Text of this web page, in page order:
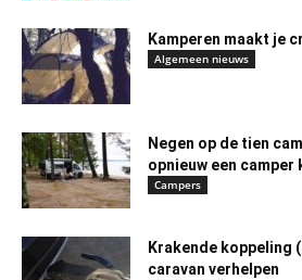
Kamperen maakt je
Algemeen nieuws
Negen op de tien
opnieuw een camper
Campers
Krakende koppeling
caravan verhelpen